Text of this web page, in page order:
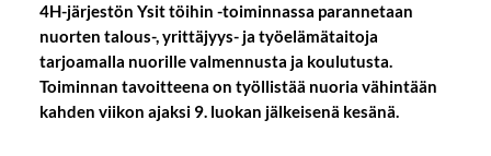
4H-järjestön Ysit töihin -toiminnassa parannetaan
nuorten talous-, yrittäjyys- ja työelämätaitoja
tarjoamalla nuorille valmennusta ja koulutusta.
Toiminnan tavoitteena on työllistää nuoria vähintään
kahden viikon ajaksi 9. luokan jälkeisenä kesänä.